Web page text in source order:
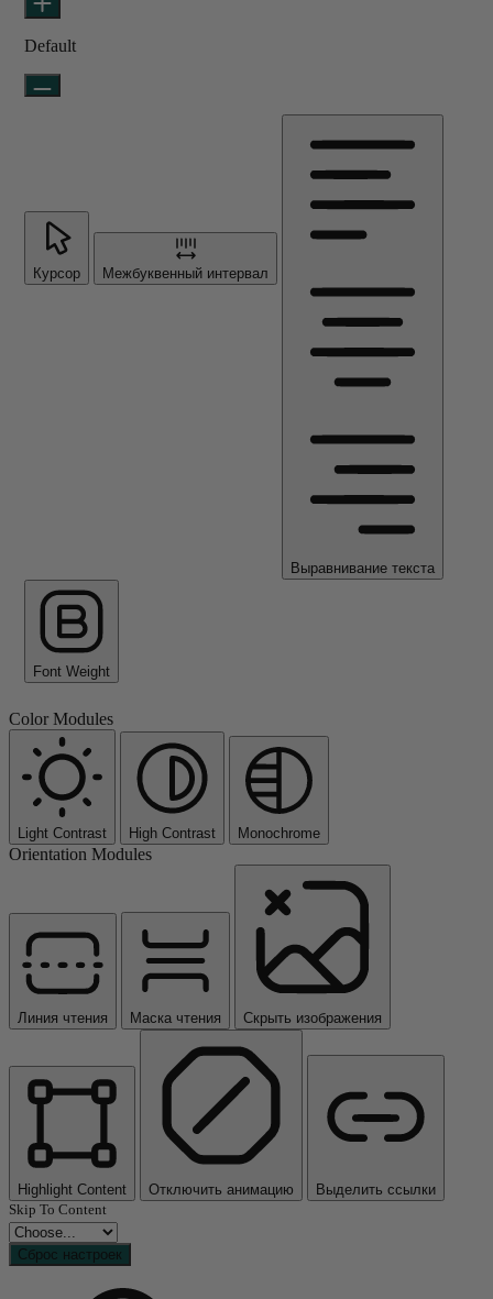
Default
Курсор Межбуквенный интервал
Выравнивание текста
Font Weight
Color Modules
Light Contrast High Contrast Monochrome
Orientation Modules
Линия чтения Маска чтения Скрыть изображения
Highlight Content Отключить анимацию
Выделить ссылки
Skip To Content
Сброс настроек